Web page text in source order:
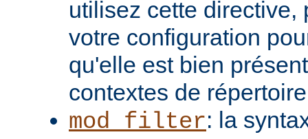
utilisez cette directive,
votre configuration
qu'elle est bien
contextes de
mod_filter: la